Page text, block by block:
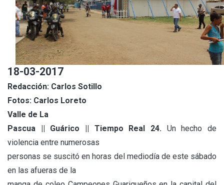
18-03-2017
Redacción: Carlos Sotillo
Fotos: Carlos Loreto
Valle de La
Pascua || Guárico || Tiempo Real 24. Un hecho de
violencia entre numerosas
personas se suscitó en horas del mediodía de este sábado
en las afueras de la